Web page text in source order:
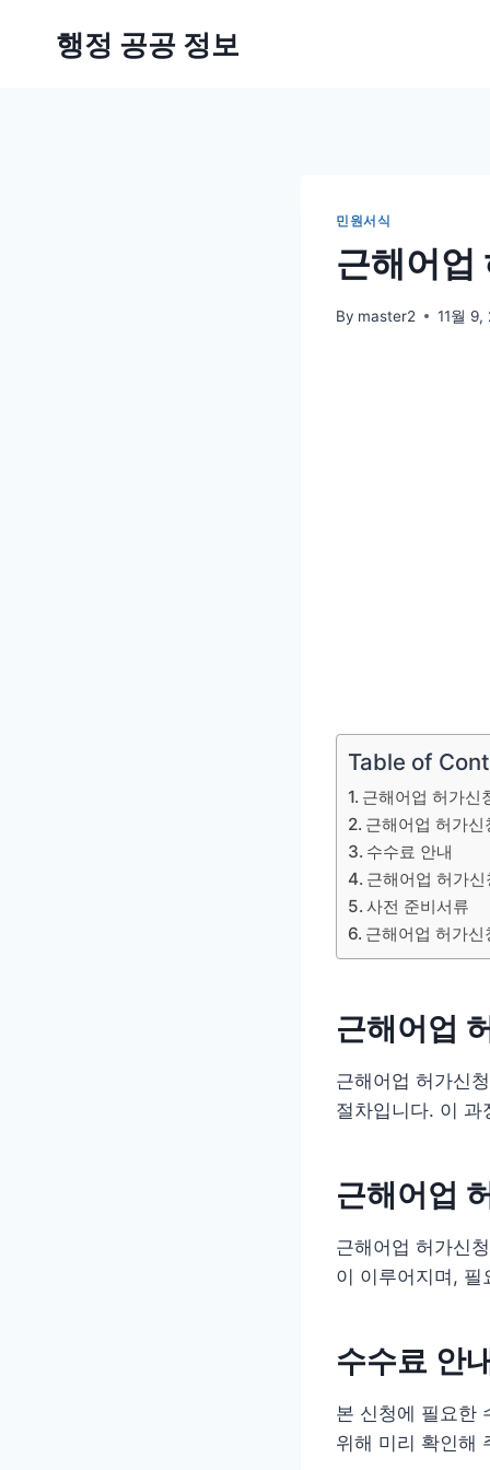
행정 공공 정보
민원서식
근해어업
By master2 11월 9,
Table of
근해어업 허가신
근해어업 허가
수수료 안내
근해어업 허가
사전 준비서류
근해어업 허가
근해어업
근해어업 허가신
절차입니다. 이 과
근해어업
근해어업 허가신
이 이루어지며,
수수료 안
본 신청에 필요한
위해 미리 확인해